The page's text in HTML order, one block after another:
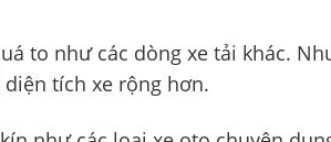
to như các dòng xe tải khác.
tích xe rộng hơn.